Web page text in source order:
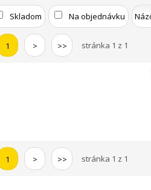
Skladom Na objednávku
1 > >> stránka 1 z 1
1 > >> stránka 1 z 1